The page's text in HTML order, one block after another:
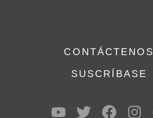
CONTÁCTENOS
SUSCRÍBASE